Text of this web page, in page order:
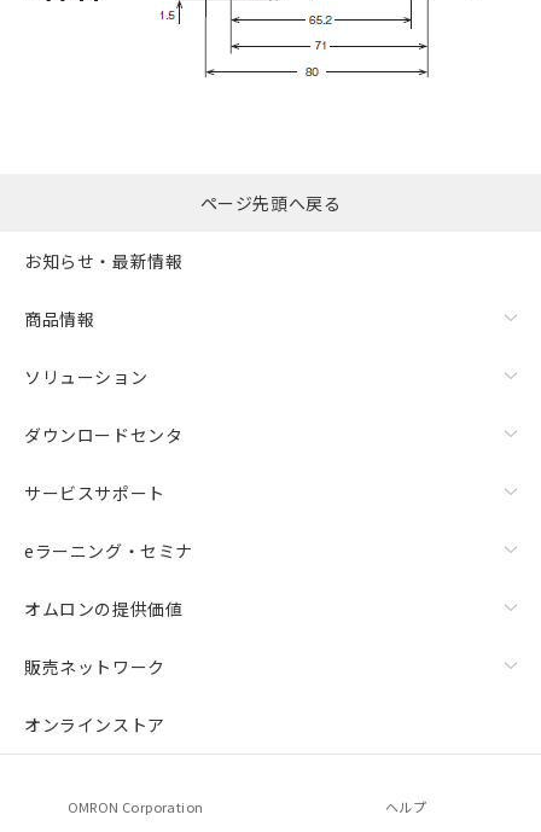
ページ先頭へ戻る
お知らせ・最新情報
商品情報
ソリューション
ダウンロードセンタ
サービスサポート
eラーニング・セミナ
オムロンの提供価値
販売ネットワーク
オンラインストア
OMRON Corporation ヘルプ